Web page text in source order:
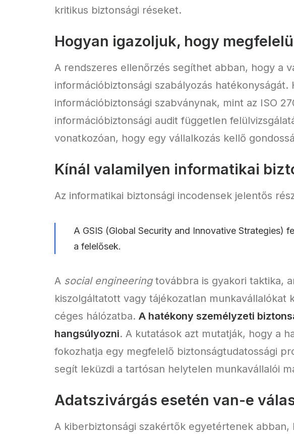
kritikus biztonsági réseket.
Hogyan igazoljuk, hogy
A rendszeres ellenőrzés segíthet abban, hogy a
információbiztonsági szabályozás
információbiztonsági szabványnak, mint az ISO
információbiztonsági audit független
vonatkozóan, hogy egy vállalkozás kellő
Kínál valamilyen informatikai
Az informatikai biztonsági incodensek jelentős
A GSIS (Global Security and Innovative Strategies)
a felelősek.
A social engineeringtovábbra is gyakori taktika,
kiszolgáltatott vagy tájékozatlan
céges hálózatba. A hatékony személyzeti
hangsúlyozni. A kutatások azt mutatják, hogy a
fokozhatja egy megfelelő biztonságtudatossági
segít leküzdi a tartósan helytelen munkavállalói
Adatszivárgás esetén van-e
A kiberbiztonsági szakértők egyetértenek abban,